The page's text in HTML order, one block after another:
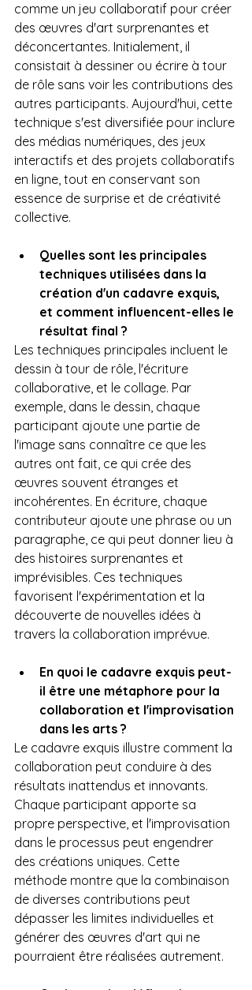
comme un jeu collaboratif pour créer
des œuvres d'art surprenantes et
déconcertantes. Initialement, il
consistait à dessiner ou écrire à tour
de rôle sans voir les contributions des
autres participants. Aujourd'hui, cette
technique s'est diversifiée pour inclure
des médias numériques, des jeux
interactifs et des projets collaboratifs
en ligne, tout en conservant son
essence de surprise et de créativité
collective.
Quelles sont les principales
techniques utilisées dans la
création d'un cadavre exquis,
et comment influencent-elles le
résultat final ?
Les techniques principales incluent le
dessin à tour de rôle, l'écriture
collaborative, et le collage. Par
exemple, dans le dessin, chaque
participant ajoute une partie de
l'image sans connaître ce que les
autres ont fait, ce qui crée des
œuvres souvent étranges et
incohérentes. En écriture, chaque
contributeur ajoute une phrase ou un
paragraphe, ce qui peut donner lieu à
des histoires surprenantes et
imprévisibles. Ces techniques
favorisent l'expérimentation et la
découverte de nouvelles idées à
travers la collaboration imprévue.
En quoi le cadavre exquis peut-
il être une métaphore pour la
collaboration et l'improvisation
dans les arts ?
Le cadavre exquis illustre comment la
collaboration peut conduire à des
résultats inattendus et innovants.
Chaque participant apporte sa
propre perspective, et l'improvisation
dans le processus peut engendrer
des créations uniques. Cette
méthode montre que la combinaison
de diverses contributions peut
dépasser les limites individuelles et
générer des œuvres d'art qui ne
pourraient être réalisées autrement.